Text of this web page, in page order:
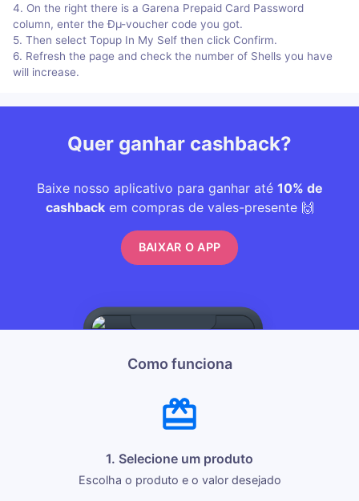
4. On the right there is a Garena Prepaid Card Password
column, enter the Ðµ-voucher code you got.
5. Then select Topup In My Self then click Confirm.
6. Refresh the page and check the number of Shells you have
will increase.
Quer ganhar cashback?
Baixe nosso aplicativo para ganhar até 10% de
cashbackem compras de vales-presente 🙌
BAIXAR O APP
Como funciona
1. Selecione um produto
Escolha o produto e o valor desejado